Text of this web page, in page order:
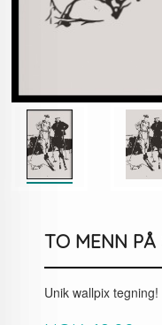
TO MENN PÅ
Unik wallpix tegning!